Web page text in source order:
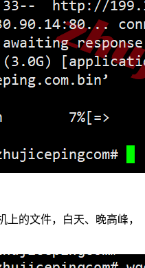
的文件，白天、晚高峰，